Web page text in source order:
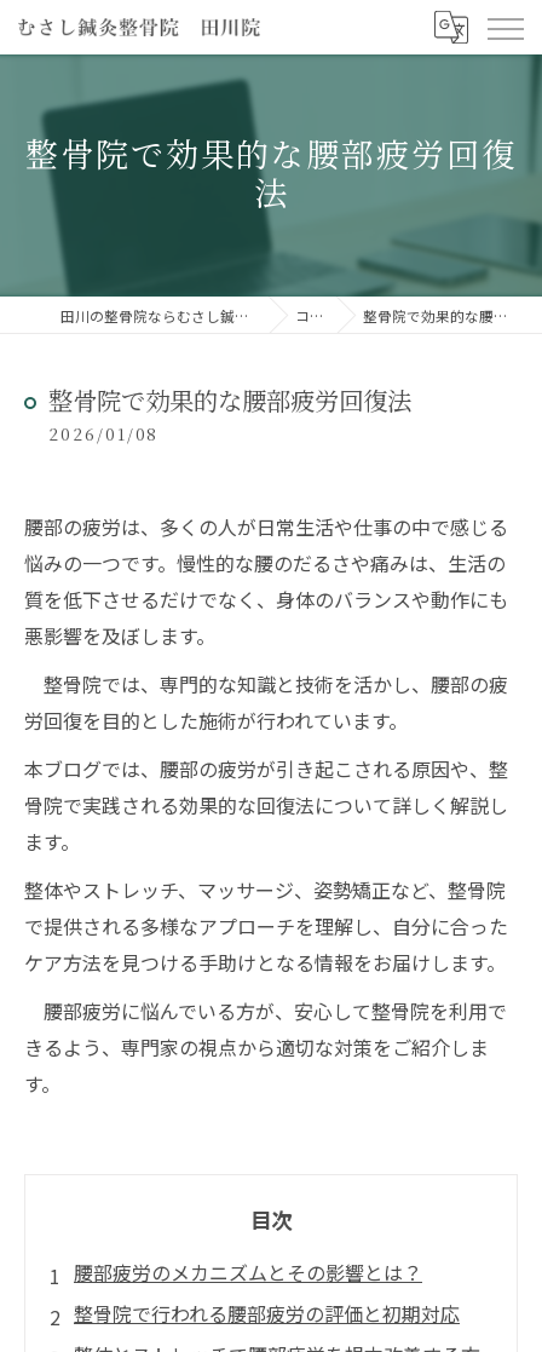
整骨院で効果的な腰部疲労回復
法
田川の整骨院ならむさし鍼灸整骨院 田川院 コラム 整骨院で効果的な腰部疲労回復法
整骨院で効果的な腰部疲労回復法
2026/01/08
腰部の疲労は、多くの人が日常生活や仕事の中で感じる
悩みの一つです。慢性的な腰のだるさや痛みは、生活の
質を低下させるだけでなく、身体のバランスや動作にも
悪影響を及ぼします。
整骨院では、専門的な知識と技術を活かし、腰部の疲
労回復を目的とした施術が行われています。
本ブログでは、腰部の疲労が引き起こされる原因や、整
骨院で実践される効果的な回復法について詳しく解説し
ます。
整体やストレッチ、マッサージ、姿勢矯正など、整骨院
で提供される多様なアプローチを理解し、自分に合った
ケア方法を見つける手助けとなる情報をお届けします。
腰部疲労に悩んでいる方が、安心して整骨院を利用で
きるよう、専門家の視点から適切な対策をご紹介しま
す。
目次
腰部疲労のメカニズムとその影響とは？
整骨院で行われる腰部疲労の評価と初期対応